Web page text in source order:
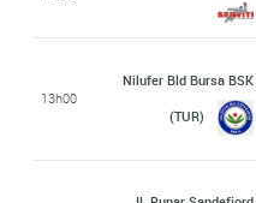
13h00
Nilufer Bld Bursa BSK
(TUR)